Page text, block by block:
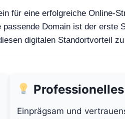
für eine erfolgreiche Online-
Domain ist der
digitalen Standortvorteil
Einprägsam und